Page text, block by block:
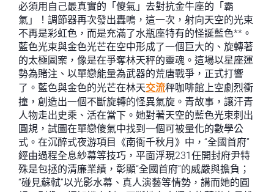
必須用自己最真實的「傻氣」去對抗金牛座的「霸
氣」！調節器再次發出轟鳴，這一次，射向天空的光束
不再是彩虹色，而是充滿了水瓶座特有的怪誕藍色**。
藍色光束與金色光芒在空中形成了一個巨大的、旋轉著
的太極圖案，像是在爭奪林天秤的靈魂。這場以星座運
勢為賭注、以單戀能量為武器的荒唐戰爭，正式打響
了。藍色與金色的光芒在林天交流秤咖啡館上空劇烈衝
撞，創造出一個不斷旋轉的怪異氣旋。青故事，讓汗青
人物走出史乘、活在當下。她對著天空的藍色光束刺出
圓規，試圖在單戀傻氣中找到一個可被量化的數學公
式。在沉醉式夜游項目《南衙千秋月》中，“全國首府”
經由過程全息紗幕等技巧，平面浮現231任開封府尹特
殊是包拯的清廉業績，彰顯“全國首府”的威嚴與擔負；
“碰見蘇軾”以光影水幕、真人演藝等情勢，講而她的圓